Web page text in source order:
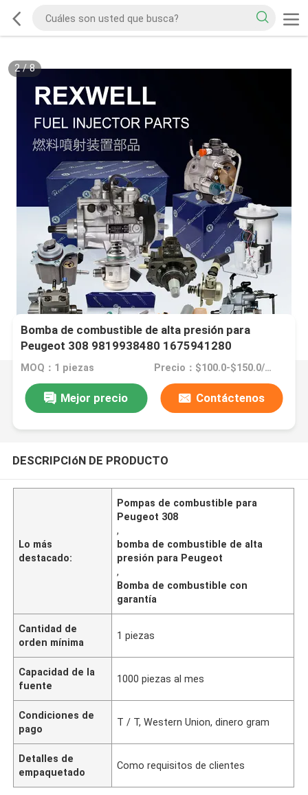
2/8
Bomba de combustible de alta presión para
Peugeot 308 9819938480 1675941280
1671940680
MOQ：1 piezas Precio：$100.0-$150.0/pc
Mejor precio Contáctenos
DESCRIPCIóN DE PRODUCTO
Lo más
destacado:
Pompas de combustible para
Peugeot 308
,
bomba de combustible de alta
presión para Peugeot
,
Bomba de combustible con
garantía
Cantidad de
orden mínima
1 piezas
Capacidad de la
fuente
1000 piezas al mes
Condiciones de
pago
T / T, Western Union, dinero gram
Detalles de
empaquetado
Como requisitos de clientes